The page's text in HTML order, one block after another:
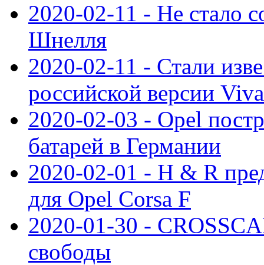
2020-02-11 - Не стало
Шнелля
2020-02-11 - Стали
российской версии
2020-02-03 - Opel
батарей в Германии
2020-02-01 - H & R
для Opel Corsa F
2020-01-30 -
свободы